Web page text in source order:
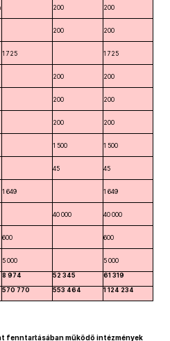
200 200
200 200
1 725 1 725
200 200
200 200
200 200
1 500 1 500
45 45
1 649 1 649
40 000 40 000
600 600
5 000 5 000
8 974 52 345 61 319
570 770 553 464 1 124 234
fenntartásában működő intézmények